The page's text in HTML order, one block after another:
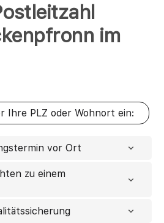
im
vor Ort
zu einem